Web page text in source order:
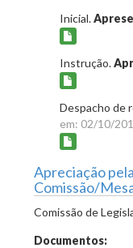
Inicial.
Instrução.
Despacho de
em: 02/10/
Apreciação pela
Comissão/
Comissão de
Documentos: